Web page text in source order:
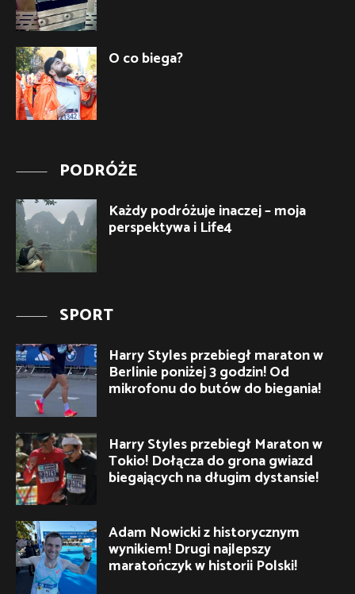
O co biega?
PODRÓŻE
Każdy podróżuje inaczej – moja
perspektywa i Life4
SPORT
Harry Styles przebiegł maraton w
Berlinie poniżej 3 godzin! Od
mikrofonu do butów do biegania!
Harry Styles przebiegł Maraton w
Tokio! Dołącza do grona gwiazd
biegających na długim dystansie!
Adam Nowicki z historycznym
wynikiem! Drugi najlepszy
maratończyk w historii Polski!